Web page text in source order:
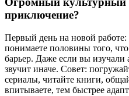
приключение?
Первый день на новой
понимаете половины того,
барьер. Даже если вы изучали
звучит иначе. Совет:
сериалы, читайте книги,
впитываете, тем быстрее